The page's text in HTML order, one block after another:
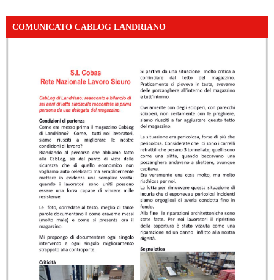
COMUNICATO CABLOG LANDRIANO